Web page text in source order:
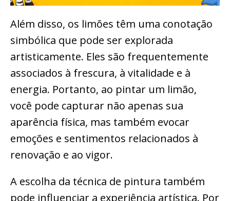
Além disso, os limões têm uma conotação
simbólica que pode ser explorada
artisticamente. Eles são frequentemente
associados à frescura, à vitalidade e à
energia. Portanto, ao pintar um limão,
você pode capturar não apenas sua
aparência física, mas também evocar
emoções e sentimentos relacionados à
renovação e ao vigor.
A escolha da técnica de pintura também
pode influenciar a experiência artística. Por